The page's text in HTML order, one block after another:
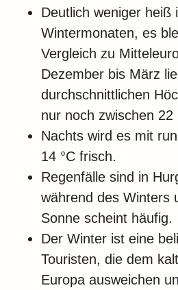
Deutlich weniger heiß
Wintermonaten, es
Vergleich zu
Dezember bis März
durchschnittlichen
nur noch zwischen 22
Nachts wird es mit
14 °C frisch.
Regenfälle sind in
während des Winters
Sonne scheint häufig.
Der Winter ist eine
Touristen, die dem
Europa ausweichen